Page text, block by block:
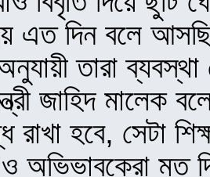
এত দিন বলে
তারা
জাহিদ মালেক
রাখা হবে, সেটা
ও অভিভাবকেরা মত